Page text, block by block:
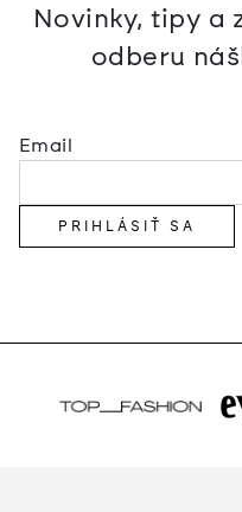
Novinky, tipy a
odberu
Email
PRIHLÁSIŤ SA